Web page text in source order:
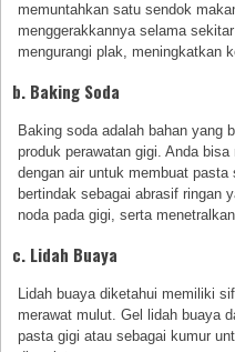
memuntahkan satu sendok
menggerakkannya selama
mengurangi plak, meningkatkan
b. Baking Soda
Baking soda adalah bahan yang
produk perawatan gigi. Anda
dengan air untuk membuat
bertindak sebagai abrasif ringan
noda pada gigi, serta
c. Lidah Buaya
Lidah buaya diketahui memiliki
merawat mulut. Gel lidah buaya
pasta gigi atau sebagai kumur